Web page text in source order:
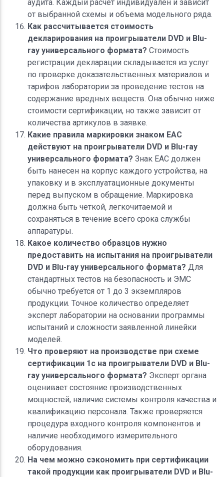
аудита. Каждый расчет индивидуален и зависит
от выбранной схемы и объема модельного ряда.
Как рассчитывается стоимость
декларирования на проигрыватели DVD и Blu-
ray универсального формата? Стоимость
регистрации декларации складывается из услуг
по проверке доказательственных материалов и
тарифов лаборатории за проведение тестов на
содержание вредных веществ. Она обычно ниже
стоимости сертификации, но также зависит от
количества артикулов в заявке.
Какие правила маркировки знаком ЕАС
действуют на проигрыватели DVD и Blu-ray
универсального формата? Знак ЕАС должен
быть нанесен на корпус каждого устройства, на
упаковку и в эксплуатационные документы
перед выпуском в обращение. Маркировка
должна быть четкой, легкочитаемой и
сохраняться в течение всего срока службы
аппаратуры.
Какое количество образцов нужно
предоставить на испытания на проигрыватели
DVD и Blu-ray универсального формата? Для
стандартных тестов на безопасность и ЭМС
обычно требуется от 1 до 3 экземпляров
продукции. Точное количество определяет
эксперт лаборатории на основании программы
испытаний и сложности заявленной линейки
моделей.
Что проверяют на производстве при схеме
сертификации 1с на проигрыватели DVD и Blu-
ray универсального формата? Эксперт органа
оценивает состояние производственных
мощностей, наличие системы контроля качества и
квалификацию персонала. Также проверяется
процедура входного контроля компонентов и
наличие необходимого измерительного
оборудования.
На чем можно сэкономить при сертификации
такой продукции как проигрыватели DVD и Blu-